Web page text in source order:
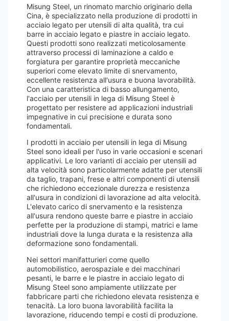
Misung Steel, un rinomato marchio originario della
Cina, è specializzato nella produzione di prodotti in
acciaio legato per utensili di alta qualità, tra cui
barre in acciaio legato e piastre in acciaio legato.
Questi prodotti sono realizzati meticolosamente
attraverso processi di laminazione a caldo e
forgiatura per garantire proprietà meccaniche
superiori come elevato limite di snervamento,
eccellente resistenza all'usura e buona lavorabilità.
Con una caratteristica di basso allungamento,
l'acciaio per utensili in lega di Misung Steel è
progettato per resistere ad applicazioni industriali
impegnative in cui precisione e durata sono
fondamentali.
I prodotti in acciaio per utensili in lega di Misung
Steel sono ideali per l'uso in varie occasioni e scenari
applicativi. Le loro varianti di acciaio per utensili ad
alta velocità sono particolarmente adatte per utensili
da taglio, trapani, frese e altri componenti di utensili
che richiedono eccezionale durezza e resistenza
all'usura in condizioni di lavorazione ad alta velocità.
L'elevato carico di snervamento e la resistenza
all'usura rendono queste barre e piastre in acciaio
perfette per la produzione di stampi, matrici e lame
industriali dove la lunga durata e la resistenza alla
deformazione sono fondamentali.
Nei settori manifatturieri come quello
automobilistico, aerospaziale e dei macchinari
pesanti, le barre e le piastre in acciaio legato di
Misung Steel sono ampiamente utilizzate per
fabbricare parti che richiedono elevata resistenza e
tenacità. La loro buona lavorabilità facilita la
lavorazione, riducendo tempi e costi di produzione.